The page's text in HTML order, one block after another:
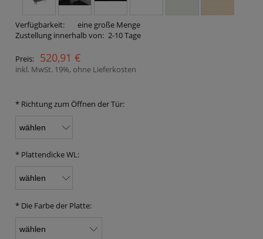
Verfügbarkeit:
eine große Menge
Zustellung innerhalb von: 2-10 Tage
Preis: 520,91 €
inkl. MwSt. 19%, ohne Lieferkosten
* Richtung zum Öffnen der Tür:
* Plattendicke WL:
* Die Farbe der Platte: